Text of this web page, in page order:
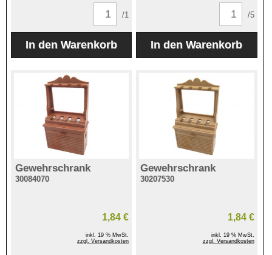
/1 /5
Gewehrschrank
30084070
1,84 €
inkl. 19 % MwSt.
zzgl. Versandkosten
Gewehrschrank
30207530
1,84 €
inkl. 19 % MwSt.
zzgl. Versandkosten